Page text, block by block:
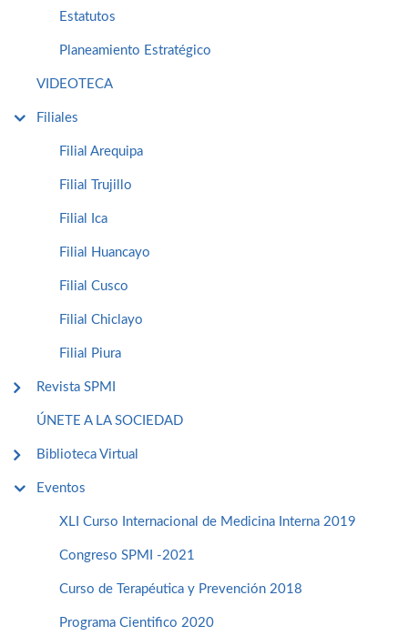
Estatutos
Planeamiento Estratégico
VIDEOTECA
Filiales
Filial Arequipa
Filial Trujillo
Filial Ica
Filial Huancayo
Filial Cusco
Filial Chiclayo
Filial Piura
Revista SPMI
ÚNETE A LA SOCIEDAD
Biblioteca Virtual
Eventos
XLI Curso Internacional de Medicina Interna 2019
Congreso SPMI -2021
Curso de Terapéutica y Prevención 2018
Programa Cientifico 2020